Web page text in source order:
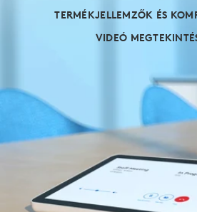
TERMÉKJELLEMZŐK ÉS
VIDEÓ